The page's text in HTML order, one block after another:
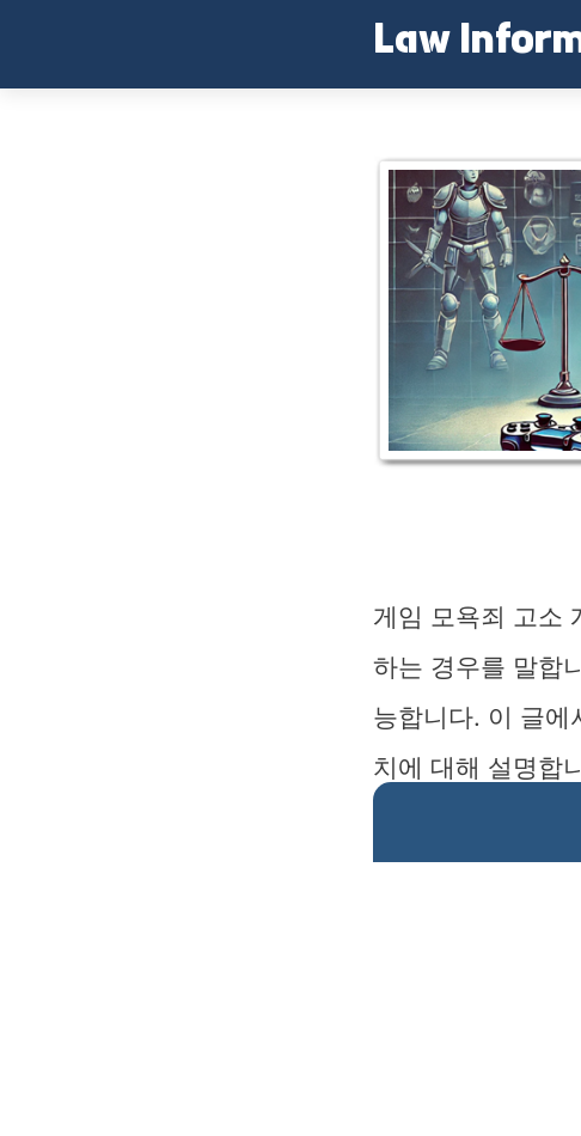
Law
게임 모욕죄 고소
하는 경우를 말합
능합니다. 이 글에
치에 대해 설명합